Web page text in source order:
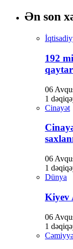
girişƏn son
192
06
1
Cinayət
06
1
Dünya
Kiyev
06
1